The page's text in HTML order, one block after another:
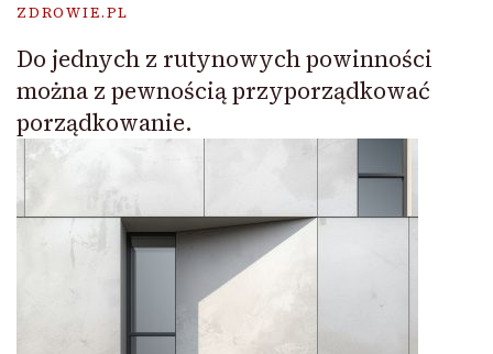
ZDROWIE.PL
Do jednych z rutynowych powinności
można z pewnością przyporządkować
porządkowanie.